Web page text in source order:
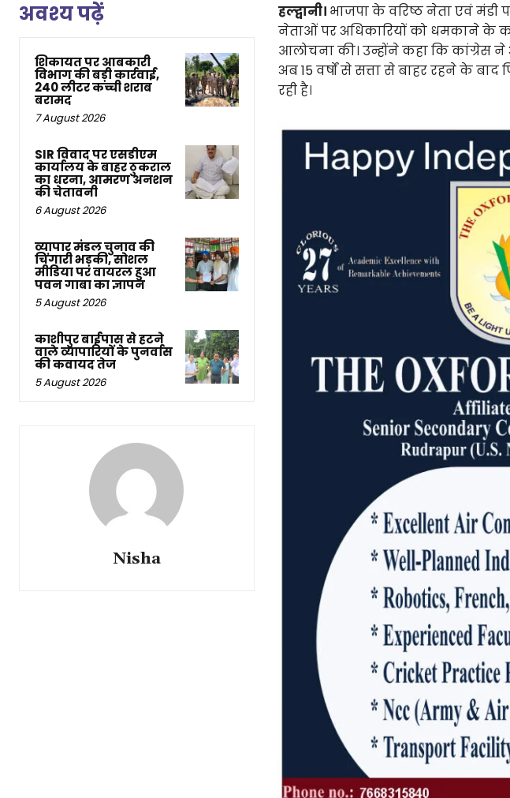
अवश्य पढ़ें
शिकायत पर आबकारी
विभाग की बड़ी कार्रवाई,
240 लीटर कच्ची शराब
बरामद
7 August 2026
SIR विवाद पर एसडीएम
कार्यालय के बाहर ठुकराल
का धरना, आमरण अनशन
की चेतावनी
6 August 2026
व्यापार मंडल चुनाव की
चिंगारी भड़की, सोशल
मीडिया पर वायरल हुआ
पवन गाबा का ज्ञापन
5 August 2026
काशीपुर बाईपास से हटने
वाले व्यापारियों के पुनर्वास
की कवायद तेज
5 August 2026
Nisha
हल्द्वानी। भाजपा के वरिष्ठ नेता एवं मंडी
नेताओं पर अधिकारियों को धमकाने के
आलोचना की। उन्होंने कहा कि कांग्रेस
अब 15 वर्षों से सत्ता से बाहर रहने के
रही है।